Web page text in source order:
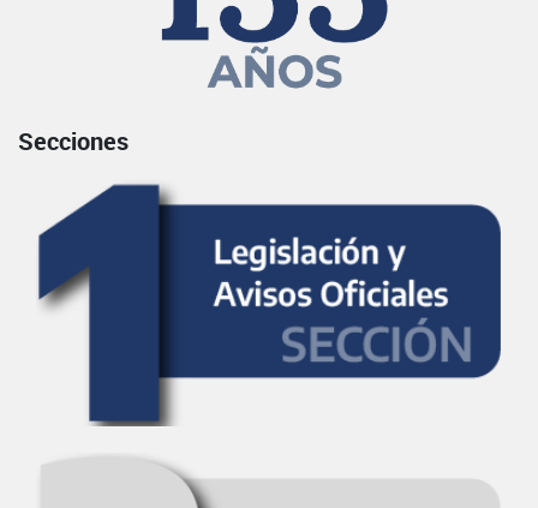
Secciones